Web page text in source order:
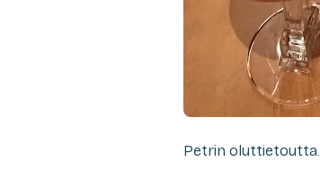
Petrin oluttietoutta.